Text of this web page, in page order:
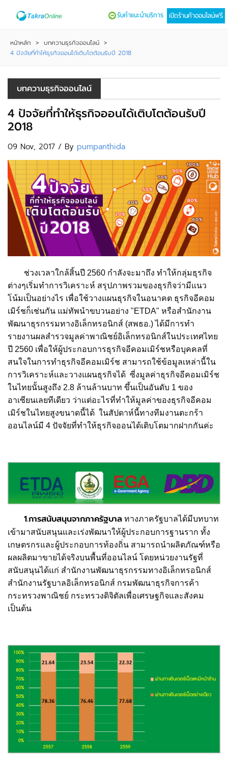
เปิดร้านค้าออนไลน์ฟรี
รับคำแนะนำบริการ
หน้าหลัก > บทความธุรกิจออนไลน์ >
4 ปัจจัยที่ทำให้ธุรกิจออนได้เติบโตต้อนรับปี 2018
บทความธุรกิจออนไลน์
4 ปัจจัยที่ทำให้ธุรกิจออนได้เติบโตต้อนรับปี
2018
09 Nov, 2017 / By pumpanthida
ช่วงเวลาใกล้สิ้นปี 2560 กำลังจะมาถึง ทำให้กลุ่มธุรกิจ
ต่างๆเริ่มทำการวิเคราะห์ สรุปภาพรวมของธุรกิจว่ามีแนว
โน้มเป็นอย่างไร เพื่อใช้วางแผนธุรกิจในอนาคต ธุรกิจอีคอม
เมิร์ชก็เช่นกัน แม่ทัพนำขบวนอย่าง "ETDA" หรือสำนักงาน
พัฒนาธุรกรรมทางอิเล็กทรอนิกส์ (สพธอ.) ได้มีการทำ
รายงานผลสำรวจมูลค่าพาณิชย์อิเล็กทรอนิกส์ในประเทศไทย
ปี 2560 เพื่อให้ผู้ประกอบการธุรกิจอีคอมเมิร์ชหรือบุคคลที่
สนใจในการทำธุรกิจอีคอมเมิร์ช สามารถใช้ข้อมูลเหล่านี้ใน
การวิเคราะห์และวางแผนธุรกิจได้ ซี่งมูลค่าธุรกิจอีคอมเมิร์ช
ในไทยนั้นสูงถึง 2.8 ล้านล้านบาท ขึ้นเป็นอันดับ 1 ของ
อาเซียนเลยทีเดียว ว่าแต่อะไรที่ทำให้มูลค่าของธุรกิจอีคอม
เมิร์ชในไทยสูงขนาดนี้ได้ ในสัปดาห์นี้ทางทีมงานตะกร้า
ออนไลน์มี 4 ปัจจัยที่ทำให้ธุรกิจออนได้เติบโตมากฝากกันค่ะ
1.การสนับสนุนจากภาครัฐบาล ทางภาครัฐบาลได้มีบทบาท
เข้ามาสนับสนุนและเร่งพัฒนาให้ผู้ประกอบการฐานราก ทั้ง
เกษตรกรและผู้ประกอบการท้องถิ่น สามารถนำผลิตภัณฑ์หรือ
ผลผลิตมาขายได้จริงบนพื้นที่ออนไลน์ โดยหน่วยงานรัฐที่
สนับสนุนได้แก่ สำนักงานพัฒนาธุรกรรมทางอิเล็กทรอนิกส์
สำนักงานรัฐบาลอิเล็กทรอนิกส์ กรมพัฒนาธุรกิจการค้า
กระทรวงพาณิชย์ กระทรวงดิจิตัลเพื่อเศรษฐกิจและสังคม
เป็นต้น